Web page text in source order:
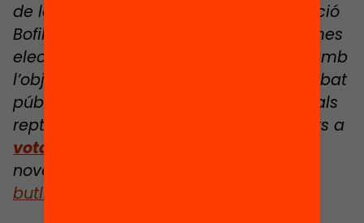
de la sèrie de continguts que la Fundació
Bofill publiquem en motiu de les pròximes
eleccions al Parlament de Catalunya amb
l’objectiu de contribuir a generar un debat
públic informat i posicionar els principals
reptes educatius. Pots consultar-los tots a
votaeducació.cat
novetats al teu correu,
butlletí